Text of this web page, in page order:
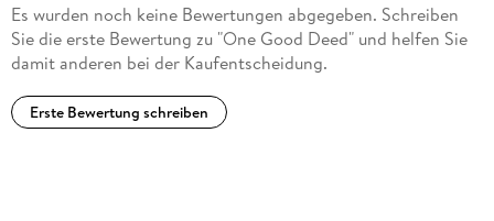
Es wurden noch keine Bewertungen abgegeben. Schreiben
Sie die erste Bewertung zu "One Good Deed" und helfen Sie
damit anderen bei der Kaufentscheidung.
Erste Bewertung schreiben